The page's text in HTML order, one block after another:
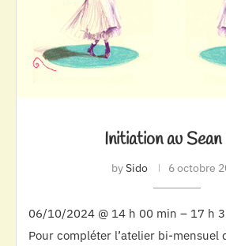
Initiation au Sean
bySido 6 octobre
06/10/2024 @ 14 h 00 min – 17 h
Pour compléter l’atelier bi-mensuel